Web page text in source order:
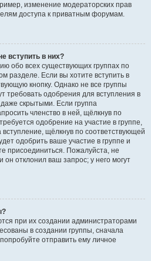
изменение модераторских прав
доступа к приватным форумам.
вступить в них?
обо всех существующих группах по
разделе. Если вы хотите вступить в
кнопку. Однако не все группы
требовать одобрения для вступления в
скрытыми. Если группа
членство в ней, щёлкнув по
одобрение на участие в группе,
щёлкнув по соответствующей
одобрить ваше участие в группе и
присоединиться. Пожалуйста, не
он отклонил ваш запрос; у него могут
при их создании администраторами
в создании группы, сначала
отправить ему личное